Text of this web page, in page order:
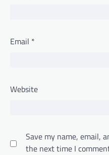
Email *
Website
Save my name, email,
the next time I